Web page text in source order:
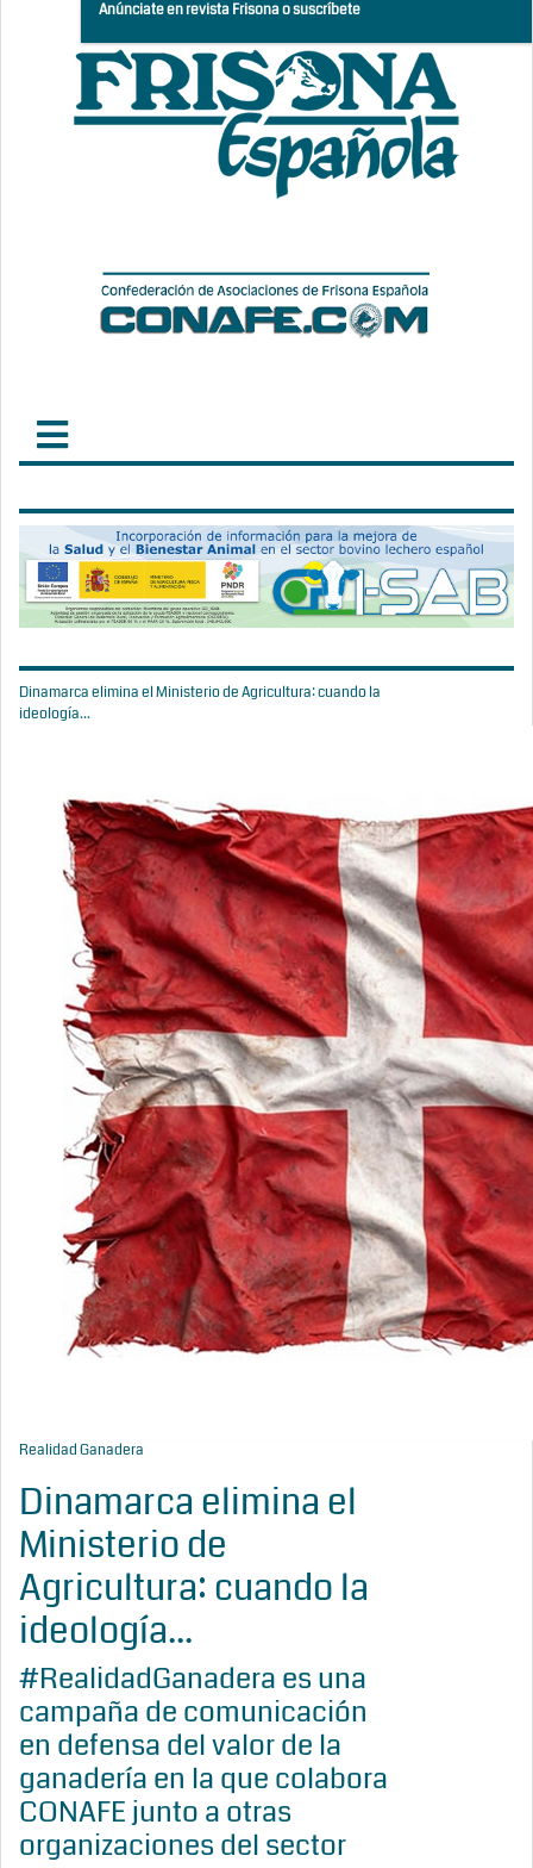
Anúnciate en revista Frisona o suscríbete
Dinamarca elimina el Ministerio de Agricultura: cuando la
ideología...
Realidad Ganadera
Dinamarca elimina el
Ministerio de
Agricultura: cuando la
ideología...
#RealidadGanadera es una
campaña de comunicación
en defensa del valor de la
ganadería en la que colabora
CONAFE junto a otras
organizaciones del sector